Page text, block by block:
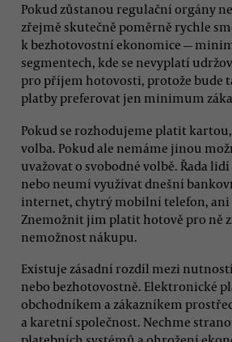
Pokud zůstanou regulační orgány
zřejmě skutečně poměrně rychle
k bezhotovostní ekonomice —
segmentech, kde se nevyplatí
pro příjem hotovosti, protože bude
platby preferovat jen minimum
Pokud se rozhodujeme platit
volba. Pokud ale nemáme jinou
uvažovat o svobodné volbě. Řada
nebo neumí využívat dnešní
internet, chytrý mobilní telefon,
Znemožnit jim platit hotově pro ně
nemožnost nákupu.
Existuje zásadní rozdíl mezi
nebo bezhotovostně. Elektronické
obchodníkem a zákazníkem
a karetní společnost. Nechme